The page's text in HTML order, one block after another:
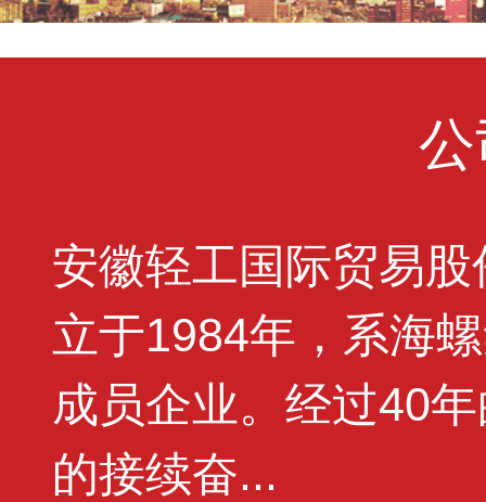
安徽轻工国际贸易
立于1984年，系海
成员企业。经过40
的接续奋...